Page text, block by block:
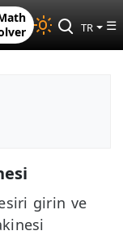
TR ☰
girin ve